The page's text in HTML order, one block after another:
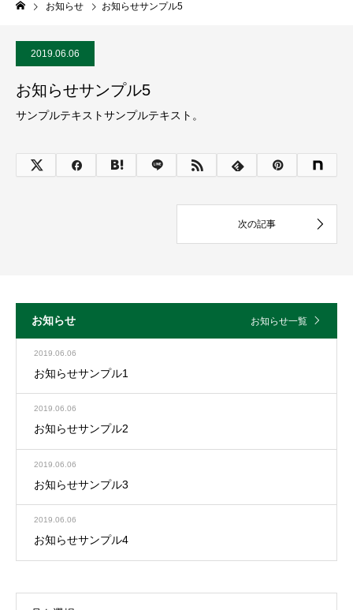
お知らせ お知らせサンプル5
2019.06.06
お知らせサンプル5
サンプルテキストサンプルテキスト。
お知らせ お知らせ一覧
2019.06.06
お知らせサンプル1
2019.06.06
お知らせサンプル2
2019.06.06
お知らせサンプル3
2019.06.06
お知らせサンプル4